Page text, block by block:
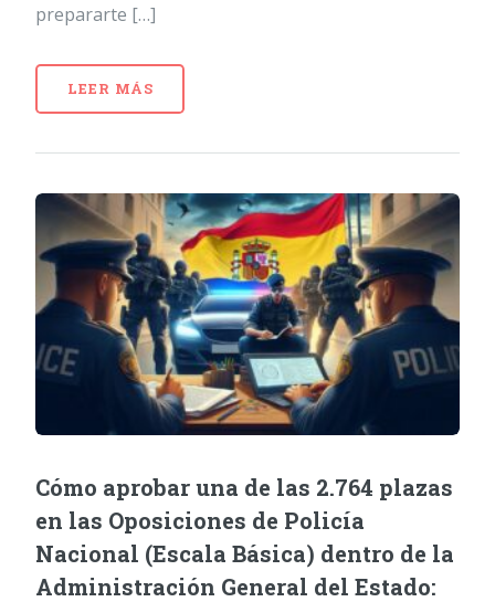
prepararte […]
LEER MÁS
Cómo aprobar una de las 2.764 plazas
en las Oposiciones de Policía
Nacional (Escala Básica) dentro de la
Administración General del Estado: